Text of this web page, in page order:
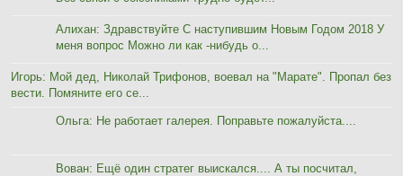
Алихан: Здравствуйте С наступившим Новым Годом 2018 У
меня вопрос Можно ли как -нибудь о...
Игорь: Мой дед, Николай Трифонов, воевал на "Марате". Пропал без
вести. Помяните его се...
Ольга: Не работает галерея. Поправьте пожалуйста....
Вован: Ещё один стратег выискался.... А ты посчитал,